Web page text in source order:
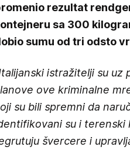
rezultat
sa 300
sumu od tri odsto
istražitelji su uz
ove kriminalne
su bili spremni da
su i terenski
švercere i